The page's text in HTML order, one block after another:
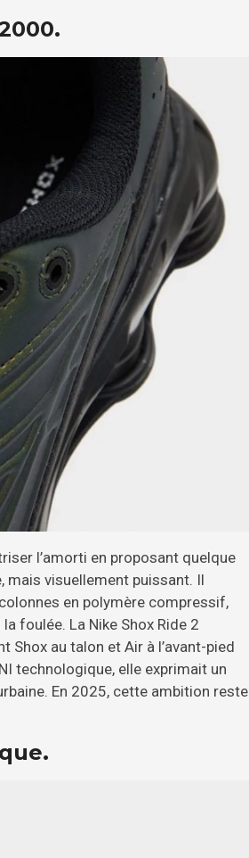
l’amorti en proposant quelque
mais visuellement puissant. Il
en polymère compressif,
foulée. La Nike Shox Ride 2
Shox au talon et Air à l’avant-pied
technologique, elle exprimait un
En 2025, cette ambition reste